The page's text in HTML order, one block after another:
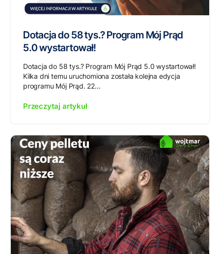
Dotacja do 58 tys.? Program Mój Prąd
5.0 wystartował!
Dotacja do 58 tys.? Program Mój Prąd 5.0 wystartował!
Kilka dni temu uruchomiona została kolejna edycja
programu Mój Prąd. 22...
Przeczytaj artykuł